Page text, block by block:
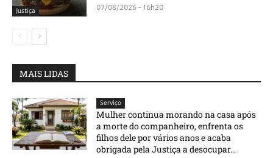
Justiça 07/08/2026 - 16h20
MAIS LIDAS
Serviço
Mulher continua morando na casa após
a morte do companheiro, enfrenta os
filhos dele por vários anos e acaba
obrigada pela Justiça a desocupar...